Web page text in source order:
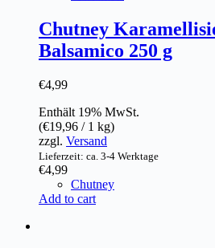
Chutney
Balsamico 250 g
€4,99
Enthält 19% MwSt.
(€19,96 / 1 kg)
zzgl. Versand
Lieferzeit: ca. 3-4 Werktage
€4,99
Chutney
Add to cart